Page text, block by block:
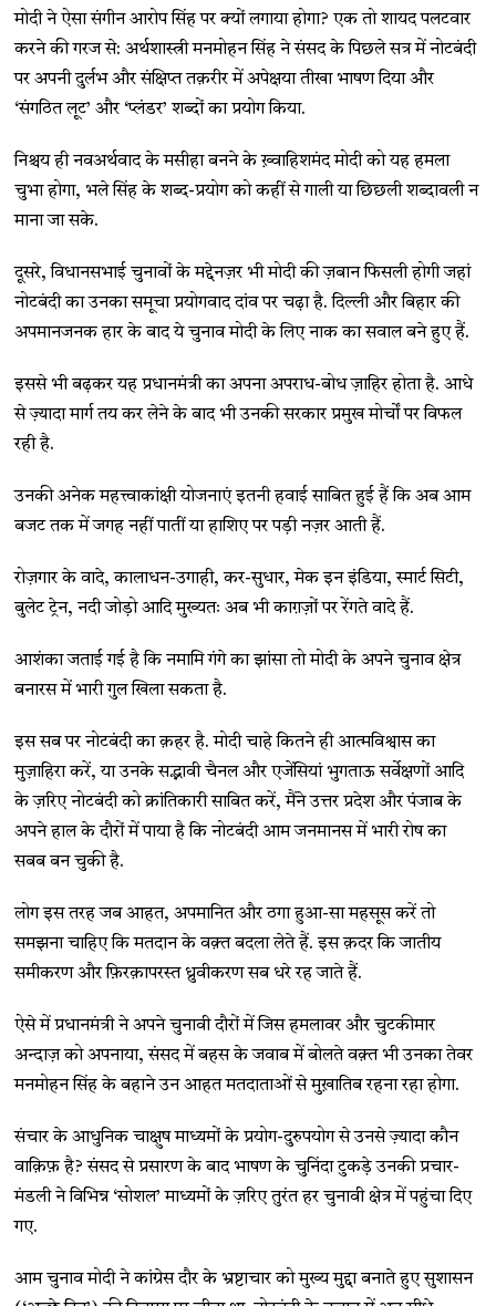
मोदी ने ऐसा संगीन आरोप सिंह पर क्यों लगाया होगा? एक तो शायद पलटवार
करने की गरज से: अर्थशास्त्री मनमोहन सिंह ने संसद के पिछले सत्र में नोटबंदी
पर अपनी दुर्लभ और संक्षिप्त तक़रीर में अपेक्षया तीखा भाषण दिया और
‘संगठित लूट’ और ‘प्लंडर’ शब्दों का प्रयोग किया.
निश्चय ही नवअर्थवाद के मसीहा बनने के ख़्वाहिशमंद मोदी को यह हमला
चुभा होगा, भले सिंह के शब्द-प्रयोग को कहीं से गाली या छिछली शब्दावली न
माना जा सके.
दूसरे, विधानसभाई चुनावों के मद्देनज़र भी मोदी की ज़बान फिसली होगी जहां
नोटबंदी का उनका समूचा प्रयोगवाद दांव पर चढ़ा है. दिल्ली और बिहार की
अपमानजनक हार के बाद ये चुनाव मोदी के लिए नाक का सवाल बने हुए हैं.
इससे भी बढ़कर यह प्रधानमंत्री का अपना अपराध-बोध ज़ाहिर होता है. आधे
से ज़्यादा मार्ग तय कर लेने के बाद भी उनकी सरकार प्रमुख मोर्चों पर विफल
रही है.
उनकी अनेक महत्त्वाकांक्षी योजनाएं इतनी हवाई साबित हुई हैं कि अब आम
बजट तक में जगह नहीं पातीं या हाशिए पर पड़ी नज़र आती हैं.
रोज़गार के वादे, कालाधन-उगाही, कर-सुधार, मेक इन इंडिया, स्मार्ट सिटी,
बुलेट ट्रेन, नदी जोड़ो आदि मुख्यतः अब भी काग़ज़ों पर रेंगते वादे हैं.
आशंका जताई गई है कि नमामि गंगे का झांसा तो मोदी के अपने चुनाव क्षेत्र
बनारस में भारी गुल खिला सकता है.
इस सब पर नोटबंदी का क़हर है. मोदी चाहे कितने ही आत्मविश्वास का
मुज़ाहिरा करें, या उनके सद्भावी चैनल और एजेंसियां भुगताऊ सर्वेक्षणों आदि
के ज़रिए नोटबंदी को क्रांतिकारी साबित करें, मैंने उत्तर प्रदेश और पंजाब के
अपने हाल के दौरों में पाया है कि नोटबंदी आम जनमानस में भारी रोष का
सबब बन चुकी है.
लोग इस तरह जब आहत, अपमानित और ठगा हुआ-सा महसूस करें तो
समझना चाहिए कि मतदान के वक़्त बदला लेते हैं. इस क़दर कि जातीय
समीकरण और फ़िरक़ापरस्त ध्रुवीकरण सब धरे रह जाते हैं.
ऐसे में प्रधानमंत्री ने अपने चुनावी दौरों में जिस हमलावर और चुटकीमार
अन्दाज़ को अपनाया, संसद में बहस के जवाब में बोलते वक़्त भी उनका तेवर
मनमोहन सिंह के बहाने उन आहत मतदाताओं से मुख़ातिब रहना रहा होगा.
संचार के आधुनिक चाक्षुष माध्यमों के प्रयोग-दुरुपयोग से उनसे ज़्यादा कौन
वाक़िफ़ है? संसद से प्रसारण के बाद भाषण के चुनिंदा टुकड़े उनकी प्रचार-
मंडली ने विभिन्न ‘सोशल’ माध्यमों के ज़रिए तुरंत हर चुनावी क्षेत्र में पहुंचा दिए
गए.
आम चुनाव मोदी ने कांग्रेस दौर के भ्रष्टाचार को मुख्य मुद्दा बनाते हुए सुशासन